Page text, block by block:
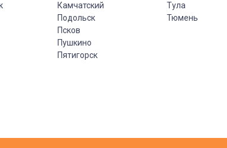
Камчатский
Подольск
Псков
Пушкино
Пятигорск
Тула
Тюмень